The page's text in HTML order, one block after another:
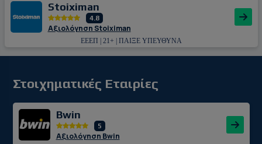
Stoiximan
4.8
Αξιολόγηση Stoiximan
ΕΕΕΠ | 21+ | ΠΑΙΞΕ ΥΠΕΥΘΥΝΑ
Στοιχηματικές Εταιρίες
Bwin
5
Αξιολόγηση Bwin